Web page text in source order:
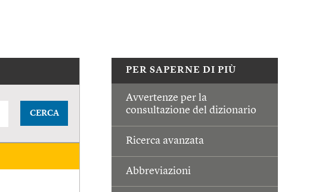
PER SAPERNE DI PIÙ
Avvertenze per la
consultazione del dizionario
Ricerca avanzata
Abbreviazioni
CERCA